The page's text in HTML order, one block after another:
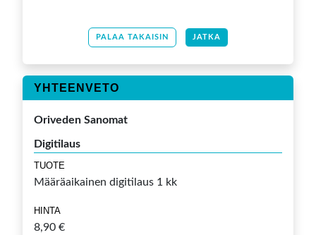
PALAA TAKAISIN JATKA
YHTEENVETO
Oriveden Sanomat
Digitilaus
TUOTE
Määräaikainen digitilaus 1 kk
HINTA
8,90 €